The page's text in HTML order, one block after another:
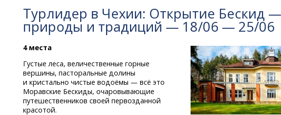
Турлидер в Чехии: Открытие Бескид
природы и традиций — 18/06 — 25/06
4 места
Густые леса, величественные горные
вершины, пасторальные долины
и кристально чистые водоёмы — всё это
Моравские Бескиды, очаровывающие
путешественников своей первозданной
красотой.